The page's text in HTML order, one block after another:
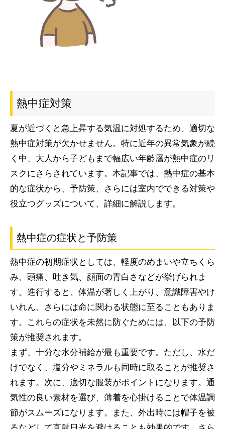
熱中症対策
夏が近づくと急上昇する気温に対処するため、適切な
熱中症対策が欠かせません。特に近年の異常気象が続
く中、大人から子どもまで幅広い年齢層が熱中症のリ
スクにさらされています。本記事では、熱中症の基本
的な症状から、予防策、さらには室内でできる対策や
役立つグッズについて、詳細に解説します。
熱中症の症状と予防策
熱中症の初期症状としては、軽度のめまいや立ちくら
み、頭痛、吐き気、顔面の青白さなどが挙げられま
す。進行すると、体温が著しく上がり、意識障害やけ
いれん、さらには命に関わる状態に至ることもありま
す。これらの症状を未然に防ぐためには、以下の予防
策が推奨されます。
まず、十分な水分補給が最も重要です。ただし、水だ
けでなく、塩分やミネラルも同時に取ることが推奨さ
れます。次に、適切な服装がポイントになります。通
気性の良い素材を選び、薄着を心掛けることで体温調
節がスムーズになります。また、外出時には帽子を被